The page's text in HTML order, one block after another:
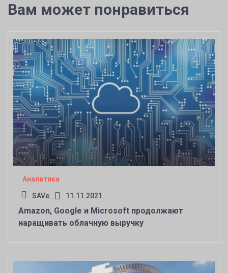
Вам может понравиться
Аналитика
SAVe 11.11.2021
Amazon, Google и Microsoft продолжают
наращивать облачную выручку